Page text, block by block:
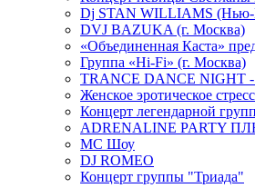
Dj STAN WILLIAMS
DVJ BAZUKA (г. Москва)
«Объединенная Каста»
Группа «Hi-Fi» (г. Москва)
TRANCE DANCE NIGHT -
Женское эротическое
Концерт легендарной
ADRENALINE PARTY
MC Шоу
DJ ROMEO
Концерт группы "Триада"